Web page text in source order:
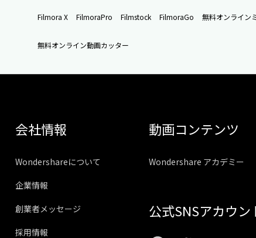
Filmora X FilmoraPro Filmstock FilmoraGo 無料オンライン
無料オンライン動画カッター
会社情報
Wondershareについて
企業情報
創業者メッセージ
採用情報
動画コンテンツ
Wondershare アカデミー
公式SNSアカウン